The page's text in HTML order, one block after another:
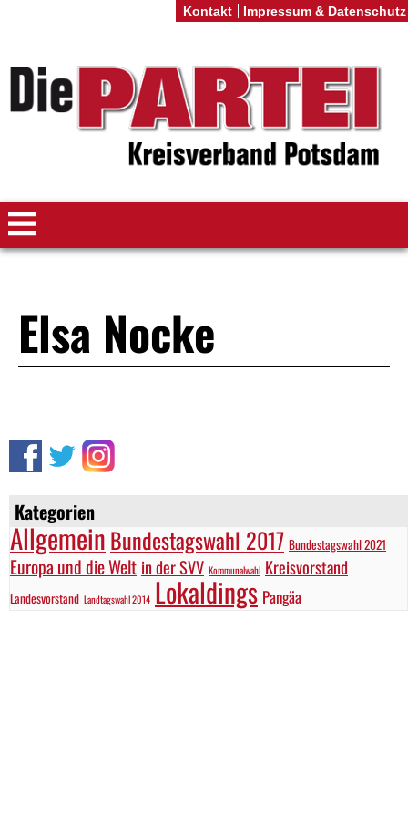
Kategorien
AllgemeinBundestagswahl 2017 Bundestagswahl 2021
Europa und die Welt in der SVV Kommunalwahl Kreisvorstand
Landesvorstand Landtagswahl 2014 Lokaldings Pangäa
Elsa Nocke
Kontakt Impressum & Datenschutz